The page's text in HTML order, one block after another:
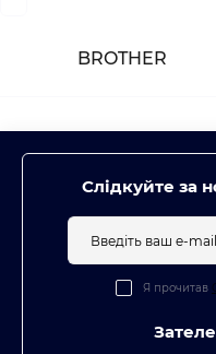
BROTHER
Слідкуйте за
Я прочитав